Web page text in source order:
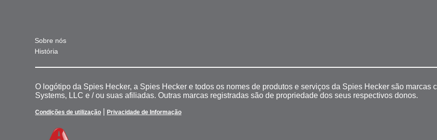
Sobre nós
História
O logótipo da Spies Hecker, a Spies Hecker e todos os nomes de produtos e serviços da Spies Hecker são marcas
Systems, LLC e / ou suas afiliadas. Outras marcas registradas são de propriedade dos seus respectivos donos.
Condições de utilização Privacidade de Informação